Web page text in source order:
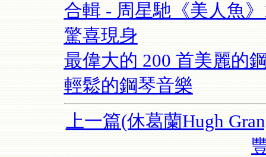
合輯 - 周星馳《美人魚
驚喜現身
最偉大的 200 首美麗的
輕鬆的鋼琴音樂
上一篇(休葛蘭Hugh